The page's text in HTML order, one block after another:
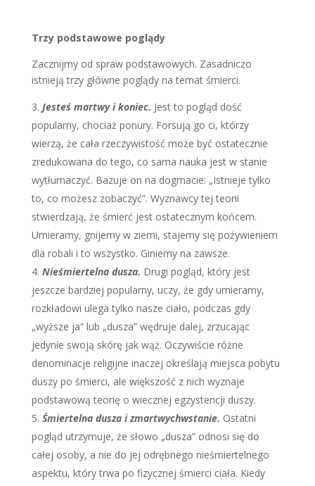
Trzy podstawowe poglądy
Zacznijmy od spraw podstawowych. Zasadniczo
istnieją trzy główne poglądy na temat śmierci.
Jesteś martwy i koniec. Jest to pogląd dość
popularny, chociaż ponury. Forsują go ci, którzy
wierzą, że cała rzeczywistość może być ostatecznie
zredukowana do tego, co sama nauka jest w stanie
wytłumaczyć. Bazuje on na dogmacie: „Istnieje tylko
to, co możesz zobaczyć”. Wyznawcy tej teorii
stwierdzają, że śmierć jest ostatecznym końcem.
Umieramy, gnijemy w ziemi, stajemy się pożywieniem
dla robali i to wszystko. Giniemy na zawsze.
Nieśmiertelna dusza. Drugi pogląd, który jest
jeszcze bardziej popularny, uczy, że gdy umieramy,
rozkładowi ulega tylko nasze ciało, podczas gdy
„wyższe ja” lub „dusza” wędruje dalej, zrzucając
jedynie swoją skórę jak wąż. Oczywiście różne
denominacje religijne inaczej określają miejsca pobytu
duszy po śmierci, ale większość z nich wyznaje
podstawową teorię o wiecznej egzystencji duszy.
Śmiertelna dusza i zmartwychwstanie. Ostatni
pogląd utrzymuje, że słowo „dusza” odnosi się do
całej osoby, a nie do jej odrębnego nieśmiertelnego
aspektu, który trwa po fizycznej śmierci ciała. Kiedy